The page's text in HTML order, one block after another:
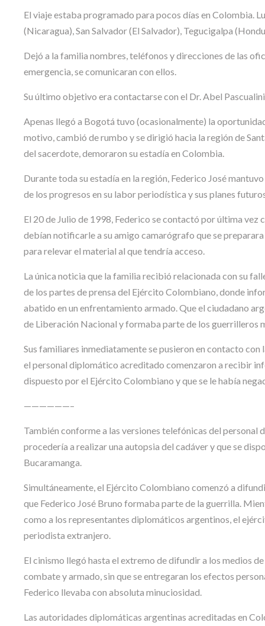
El viaje estaba programado para pocos días en Colombia.
(Nicaragua), San Salvador (El Salvador), Tegucigalpa
Dejó a la familia nombres, teléfonos y direcciones de las
emergencia, se comunicaran con ellos.
Su último objetivo era contactarse con el Dr. Abel
Apenas llegó a Bogotá tuvo (ocasionalmente) la
motivo, cambió de rumbo y se dirigió hacia la región de
del sacerdote, demoraron su estadía en Colombia.
Durante toda su estadía en la región, Federico José
de los progresos en su labor periodística y sus planes
El 20 de Julio de 1998, Federico se contactó por última
debían notificarle a su amigo camarógrafo que se
para relevar el material al que tendría acceso.
La única noticia que la familia recibió relacionada con su
de los partes de prensa del Ejército Colombiano, donde
abatido en un enfrentamiento armado. Que el ciudadano
de Liberación Nacional y formaba parte de los guerrilleros
Sus familiares inmediatamente se pusieron en contacto
el personal diplomático acreditado comenzaron a recibir
dispuesto por el Ejército Colombiano y que se le había
——————–
También conforme a las versiones telefónicas del
procedería a realizar una autopsia del cadáver y que se
Bucaramanga.
Simultáneamente, el Ejército Colombiano comenzó a
que Federico José Bruno formaba parte de la guerrilla.
como a los representantes diplomáticos argentinos, el
periodista extranjero.
El cinismo llegó hasta el extremo de difundir a los medios
combate y armado, sin que se entregaran los efectos
Federico llevaba con absoluta minuciosidad.
Las autoridades diplomáticas argentinas acreditadas en